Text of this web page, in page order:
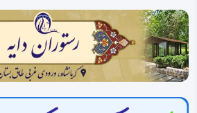
درباره
ما